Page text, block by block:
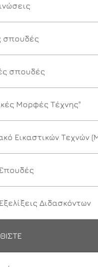
σπουδές
σπουδές
Μορφές Τέχνης"
Εικαστικών Τεχνών
Διδασκόντων